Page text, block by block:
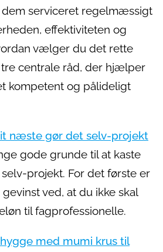
serviceret regelmæssigt
effektiviteten og
vælger du det rette
centrale råd, der hjælper
kompetent og pålideligt
næste gør det selv-projekt
gode grunde til at kaste
projekt. For det første er
ved, at du ikke skal
til fagprofessionelle.
med mumi krus til